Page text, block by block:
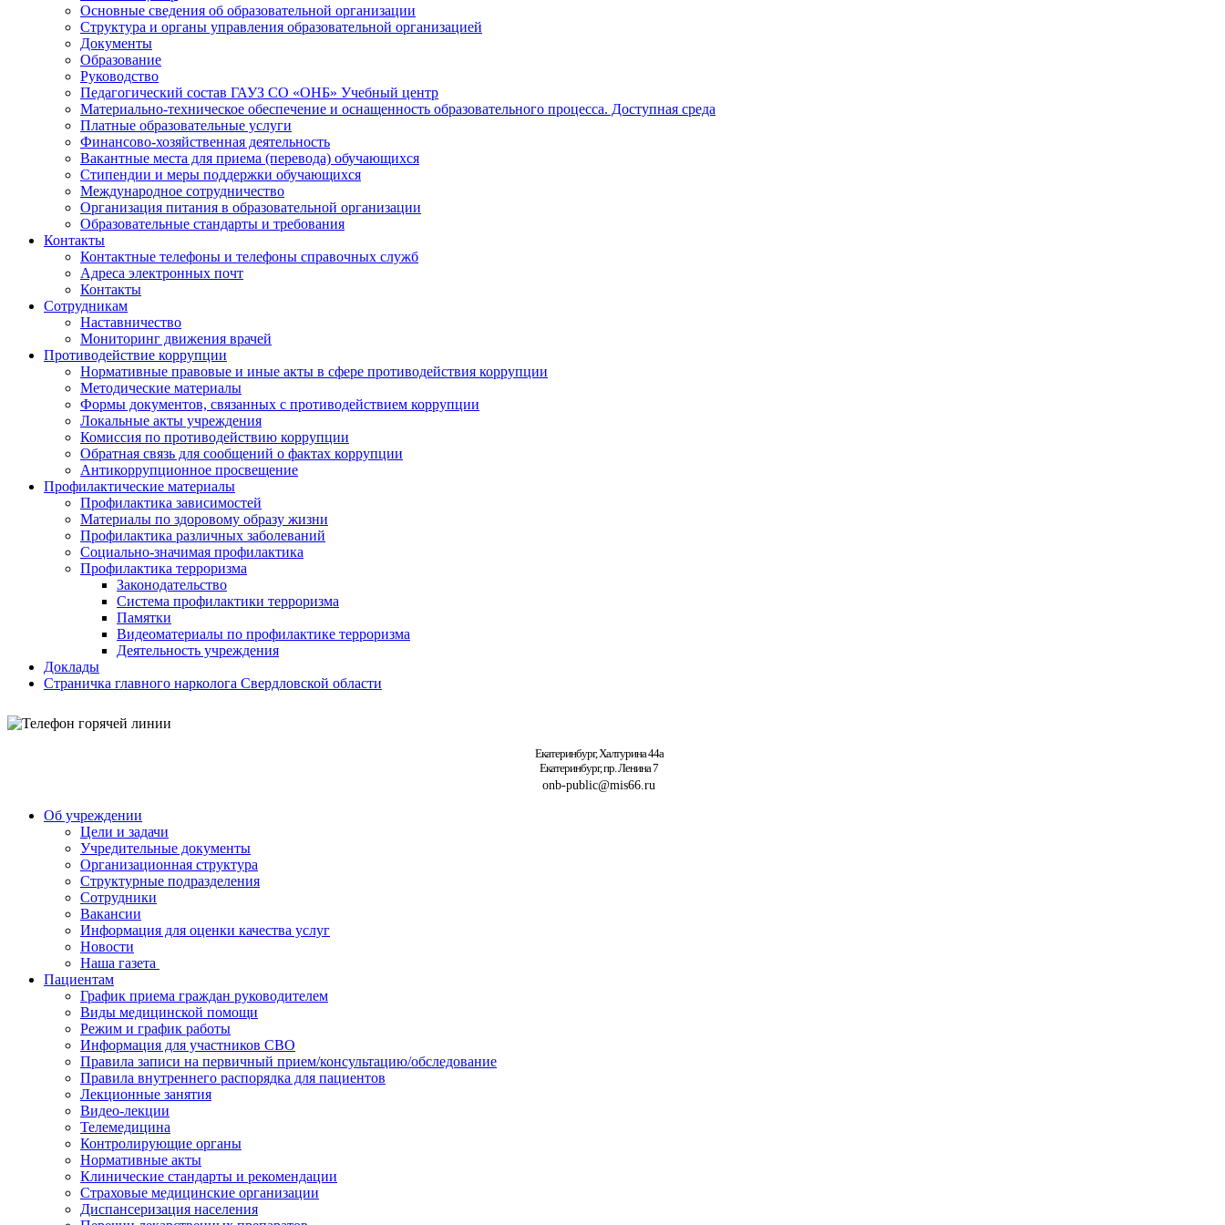
Основные сведения об образовательной организации
Структура и органы управления образовательной организацией
Документы
Образование
Руководство
Педагогический состав ГАУЗ СО «ОНБ» Учебный центр
Материально-техническое обеспечение и оснащенность образовательного процесса. Доступная среда
Платные образовательные услуги
Финансово-хозяйственная деятельность
Вакантные места для приема (перевода) обучающихся
Стипендии и меры поддержки обучающихся
Международное сотрудничество
Организация питания в образовательной организации
Образовательные стандарты и требования
Контакты
Контактные телефоны и телефоны справочных служб
Адреса электронных почт
Контакты
Сотрудникам
Наставничество
Мониторинг движения врачей
Противодействие коррупции
Нормативные правовые и иные акты в сфере противодействия коррупции
Методические материалы
Формы документов, связанных с противодействием коррупции
Локальные акты учреждения
Комиссия по противодействию коррупции
Обратная связь для сообщений о фактах коррупции
Антикоррупционное просвещение
Профилактические материалы
Профилактика зависимостей
Материалы по здоровому образу жизни
Профилактика различных заболеваний
Социально-значимая профилактика
Профилактика терроризма
Законодательство
Система профилактики терроризма
Памятки
Видеоматериалы по профилактике терроризма
Деятельность учреждения
Доклады
Страничка главного нарколога Свердловской области
Екатеринбург, Халтурина 44а
Екатеринбург, пр. Ленина 7
onb-public@mis66.ru
Об учреждении
Цели и задачи
Учредительные документы
Организационная структура
Структурные подразделения
Сотрудники
Вакансии
Информация для оценки качества услуг
Новости
​​Наша газета
Пациентам
График приема граждан руководителем
Виды медицинской помощи
Режим и график работы
Информация для участников СВО
Правила записи на первичный прием/консультацию/обследование
Правила внутреннего распорядка для пациентов
Лекционные занятия
Видео-лекции
Телемедицина
Контролирующие органы
Нормативные акты
Клинические стандарты и рекомендации
Страховые медицинские организации
Диспансеризация населения